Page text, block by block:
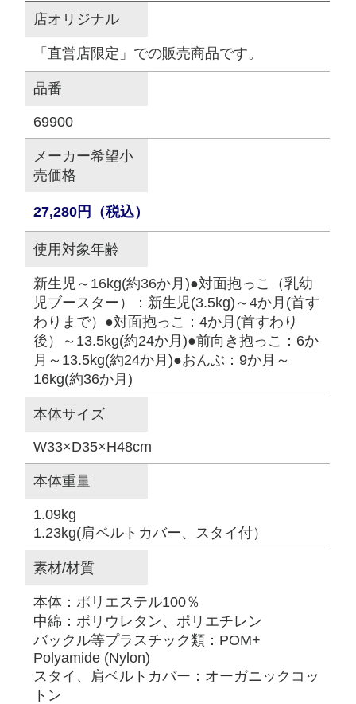
店オリジナル
「直営店限定」での販売商品です。
品番
69900
メーカー希望小
売価格
27,280円（税込）
使用対象年齢
新生児～16kg(約36か月)●対面抱っこ（乳幼
児ブースター）：新生児(3.5kg)～4か月(首す
わりまで）●対面抱っこ：4か月(首すわり
後）～13.5kg(約24か月)●前向き抱っこ：6か
月～13.5kg(約24か月)●おんぶ：9か月～
16kg(約36か月)
本体サイズ
W33×D35×H48cm
本体重量
1.09kg
1.23kg(肩ベルトカバー、スタイ付）
素材/材質
本体：ポリエステル100％
中綿：ポリウレタン、ポリエチレン
バックル等プラスチック類：POM+
Polyamide (Nylon)
スタイ、肩ベルトカバー：オーガニックコッ
トン